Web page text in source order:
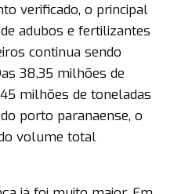
verificado, o principal
adubos e fertilizantes
continua sendo
38,35 milhões de
milhões de toneladas
porto paranaense, o
volume total